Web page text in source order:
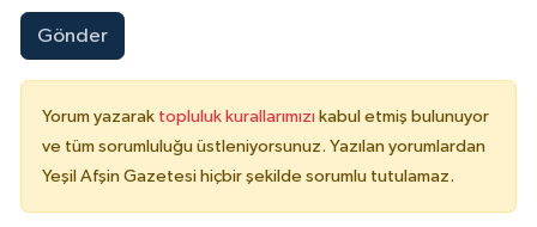
Gönder
Yorum yazarak topluluk kurallarımızı kabul etmiş bulunuyor
ve tüm sorumluluğu üstleniyorsunuz. Yazılan yorumlardan
Yeşil Afşin Gazetesi hiçbir şekilde sorumlu tutulamaz.